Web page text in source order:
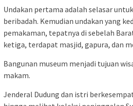
Undakan pertama adalah selasar
beribadah. Kemudian undakan yang
pemakaman, tepatnya di sebelah
ketiga, terdapat masjid, gapura, dan
Bangunan museum menjadi tujuan
makam.
Jenderal Dudung dan istri